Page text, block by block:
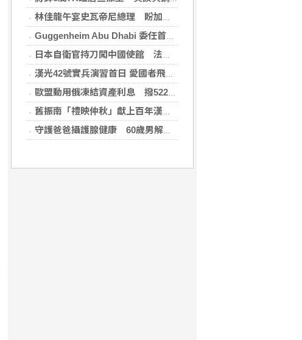
林佳龍午宴史瓦帝尼總理 盼加強各領域雙邊合作
Guggenheim Abu Dhabi 委任首任館長
日本自衛官持刀闖中國使館 法庭上稱促中國改變外交
漢光42號實兵演習首日 愛國者飛彈車高雄罕見現蹤
歐盟動用俄凍結資產利息 撥522億元援助烏克蘭
舊振南「禮映仲秋」獻上百年漢餅心意 百日紅豆入餡經典蛋黃酥、噶瑪蘭聯名月餅、獨特人氣款必嚐
守護爸爸攝護腺健康 60歲男解尿異常 靠PHI檢測及早揪出攝護腺癌